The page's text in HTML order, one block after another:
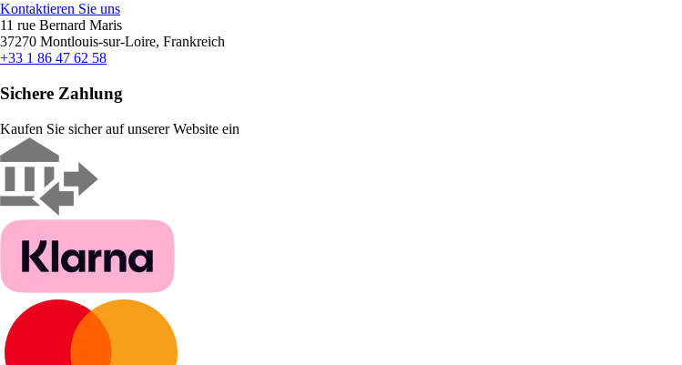
Kontaktieren Sie uns
11 rue Bernard Maris
37270 Montlouis-sur-Loire, Frankreich
+33 1 86 47 62 58
Sichere Zahlung
Kaufen Sie sicher auf unserer Website ein